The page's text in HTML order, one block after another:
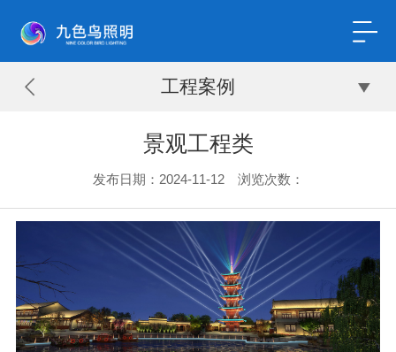
工程案例
景观工程类
发布日期：2024-11-12 浏览次数：